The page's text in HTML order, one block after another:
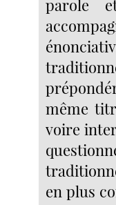
parole
même
voire
en plus